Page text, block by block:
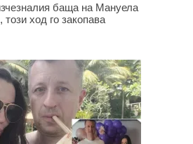
баща на Мануела
този ход го закопава